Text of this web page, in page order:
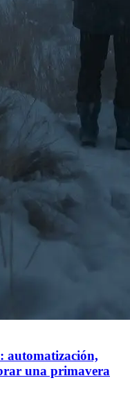
automatización,
una primavera